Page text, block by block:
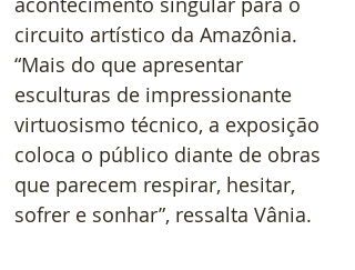
circuito artístico da Amazônia.
“Mais do que apresentar
esculturas de impressionante
virtuosismo técnico, a exposição
coloca o público diante de obras
que parecem respirar, hesitar,
sofrer e sonhar”, ressalta Vânia.